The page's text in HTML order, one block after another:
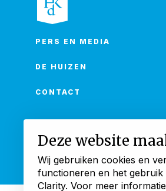
Deze website
Wij gebruiken cookies en
functioneren en het
Clarity. Voor meer
PERS EN MEDIA
DE HUIZEN
CONTACT